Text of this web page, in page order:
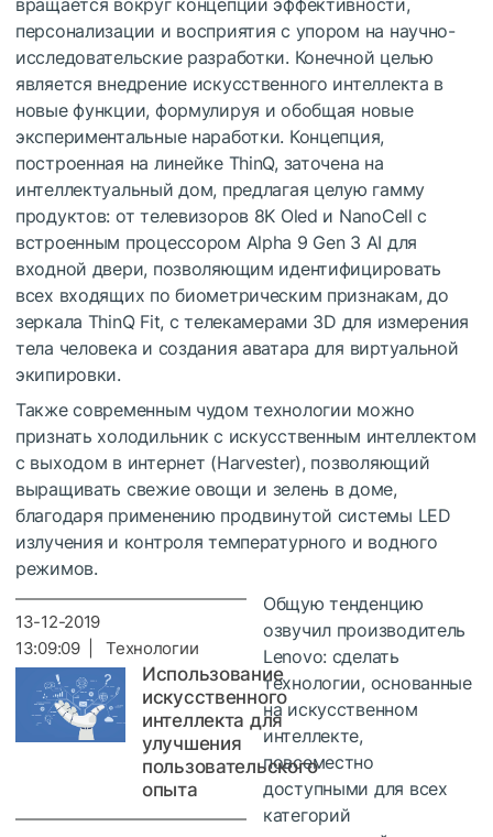
персонализации и восприятия с упором на научно-
исследовательские разработки. Конечной целью
является внедрение искусственного интеллекта в
новые функции, формулируя и обобщая новые
экспериментальные наработки. Концепция,
построенная на линейке ThinQ, заточена на
интеллектуальный дом, предлагая целую гамму
продуктов: от телевизоров 8K Oled и NanoCell с
встроенным процессором Alpha 9 Gen 3 AI для
входной двери, позволяющим идентифицировать
всех входящих по биометрическим признакам, до
зеркала ThinQ Fit, с телекамерами 3D для измерения
тела человека и создания аватара для виртуальной
экипировки.
Также современным чудом технологии можно
признать холодильник с искусственным интеллектом
с выходом в интернет (Harvester), позволяющий
выращивать свежие овощи и зелень в доме,
благодаря применению продвинутой системы LED
излучения и контроля температурного и водного
режимов.
13-12-2019
13:09:09 | Технологии
Использование
искусственного
интеллекта для
улучшения
пользовательского
опыта
Общую тенденцию
озвучил производитель
Lenovo: сделать
технологии, основанные
на искусственном
интеллекте,
повсеместно
доступными для всех
категорий